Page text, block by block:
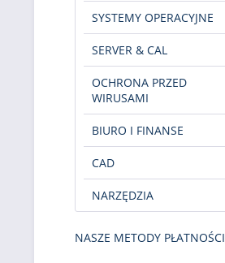
SYSTEMY OPERACYJNE
SERVER & CAL
OCHRONA PRZED
WIRUSAMI
BIURO I FINANSE
CAD
NARZĘDZIA
NASZE METODY PŁATNOŚCI